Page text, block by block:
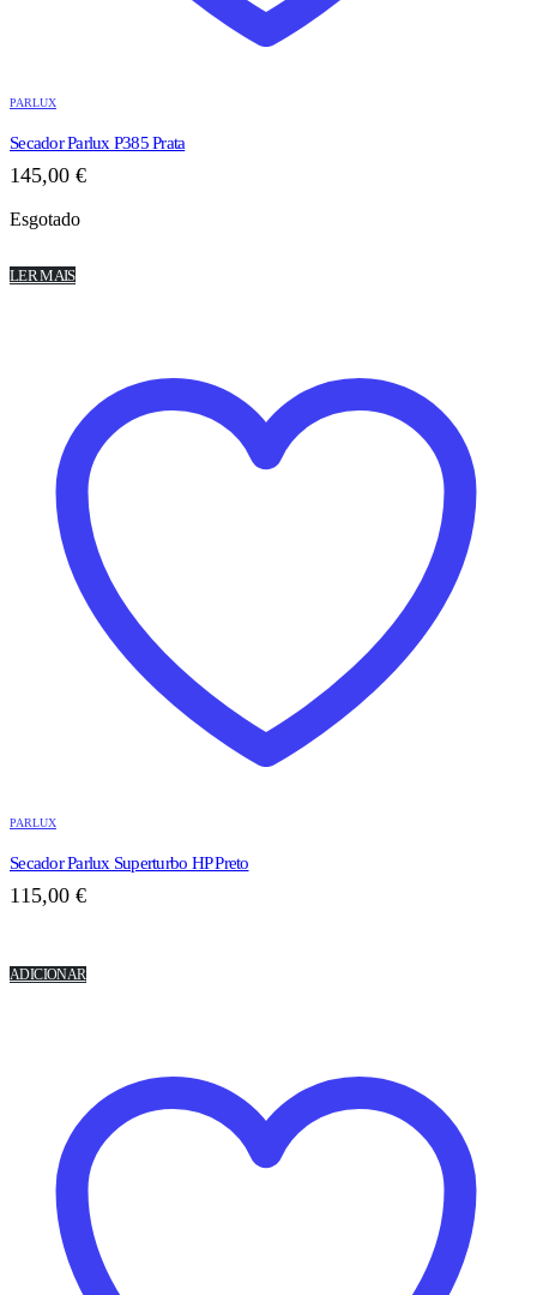
PARLUX
Secador Parlux P385 Prata
145,00 €
Esgotado
LER MAIS
PARLUX
Secador Parlux Superturbo HP Preto
115,00 €
ADICIONAR